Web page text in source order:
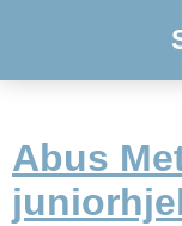
Abus